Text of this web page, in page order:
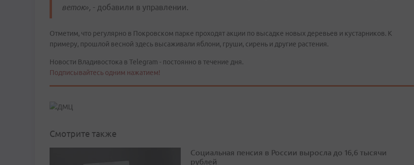
веток», - добавили в управлении.
Отметим, что регулярно в Покровском парке проходят акции по высадке новых деревьев и кустарников. К
примеру, прошлой весной здесь высаживали яблони, груши, сирень и другие растения.
Новости Владивостока в Telegram - постоянно в течение дня.
Подписывайтесь одним нажатием!
Смотрите также
Социальная пенсия в России выросла до 16,6 тысячи
рублей